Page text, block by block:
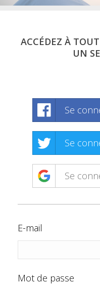
ACCÉDEZ À
UN
Se
Se
Se
E-mail
Mot de passe